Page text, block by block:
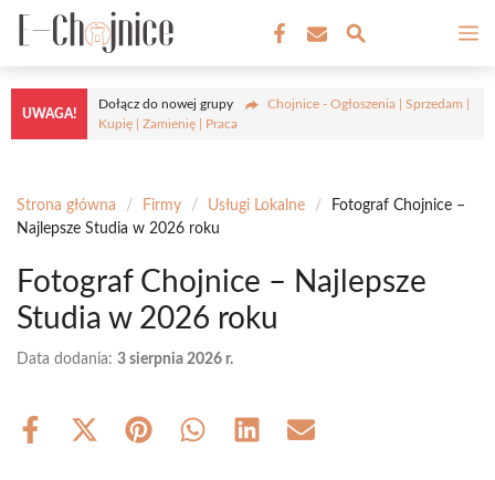
Przejdź
treści
UWAGA!
Dołącz do nowej grupy
Chojnice - Ogłoszenia | Sprzedam |
Kupię | Zamienię | Praca
Strona główna / Firmy / Usługi Lokalne /
Fotograf Chojnice –
Najlepsze Studia w 2026 roku
Fotograf Chojnice – Najlepsze
Studia w 2026 roku
Data dodania: 3 sierpnia 2026 r.
Share
Share Share Share Share Share